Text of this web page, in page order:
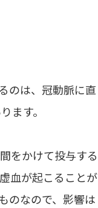
のは、冠動脈に直
ます。
をかけて投与する
血が起こることが
のなので、影響は